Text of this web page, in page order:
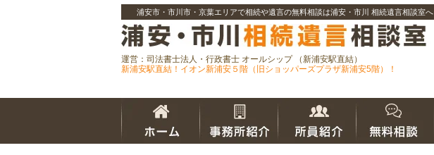
浦安市・市川市・京葉エリアで相続や遺言の無料相談は浦安・市川 相続遺言相談室へ
運営：司法書士法人・行政書士 オールシップ （新浦安駅直結）
新浦安駅直結！イオン新浦安５階（旧ショッパーズプラザ新浦安5階）！